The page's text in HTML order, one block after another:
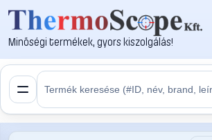
Minőségi termékek, gyors kiszolgálás!